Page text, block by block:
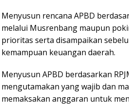
Menyusun rencana APBD
melalui Musrenbang maupun
prioritas serta disampaikan
kemampuan keuangan daerah.
Menyusun APBD berdasarkan
mengutamakan yang wajib dan
memaksakan anggaran untuk